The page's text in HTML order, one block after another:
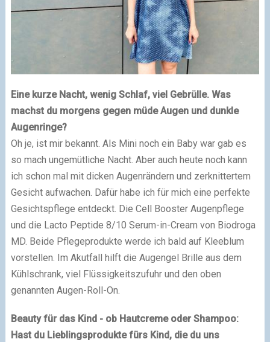
Eine kurze Nacht, wenig Schlaf, viel Gebrülle. Was
machst du morgens gegen müde Augen und dunkle
Augenringe?
Oh je, ist mir bekannt. Als Mini noch ein Baby war gab es
so mach ungemütliche Nacht. Aber auch heute noch kann
ich schon mal mit dicken Augenrändern und zerknittertem
Gesicht aufwachen. Dafür habe ich für mich eine perfekte
Gesichtspflege entdeckt. Die Cell Booster Augenpflege
und die Lacto Peptide 8/10 Serum-in-Cream von Biodroga
MD. Beide Pflegeprodukte werde ich bald auf Kleeblum
vorstellen. Im Akutfall hilft die Augengel Brille aus dem
Kühlschrank, viel Flüssigkeitszufuhr und den oben
genannten Augen-Roll-On.
Beauty für das Kind - ob Hautcreme oder Shampoo:
Hast du Lieblingsprodukte fürs Kind, die du uns